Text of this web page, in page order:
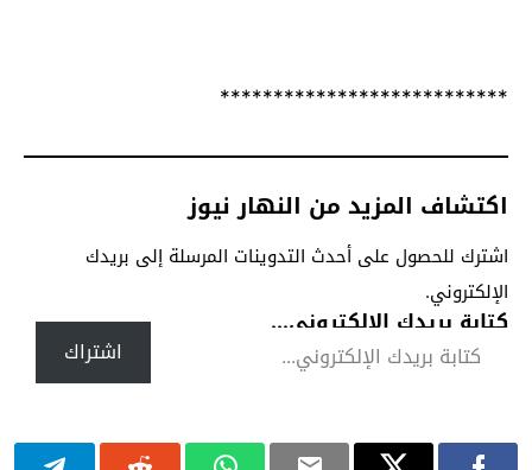
***************************
اكتشاف المزيد من النهار نيوز
اشترك للحصول على أحدث التدوينات المرسلة إلى بريدك
الإلكتروني.
كتابة بريدك الإلكتروني...
اشتراك